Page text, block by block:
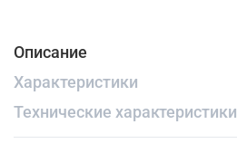
Описание
Характеристики
Технические характеристики